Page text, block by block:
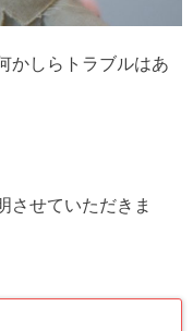
かしらトラブルはあ
させていただきま